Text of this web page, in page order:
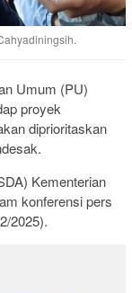
Umum (PU)
proyek
diprioritaskan
Kementerian
konferensi pers
2025).